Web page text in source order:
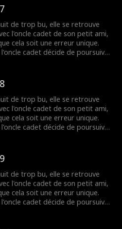
qui la provoque à plusieurs
à cette trahison et à ces
continues, comment va-t-elle
de trop bu, elle se retrouve
l'oncle cadet de son petit ami,
cela soit une erreur unique.
cadet décide de poursuivre
qui la provoque à plusieurs
à cette trahison et à ces
continues, comment va-t-elle
de trop bu, elle se retrouve
l'oncle cadet de son petit ami,
cela soit une erreur unique.
cadet décide de poursuivre
qui la provoque à plusieurs
à cette trahison et à ces
continues, comment va-t-elle
de trop bu, elle se retrouve
l'oncle cadet de son petit ami,
cela soit une erreur unique.
cadet décide de poursuivre